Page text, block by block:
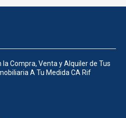
Compra, Venta y Alquiler de Tus
A Tu Medida CA Rif